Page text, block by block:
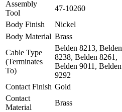
Assembly
Tool
47-10260
Body Finish
Nickel
Body Material Brass
Cable Type
(Terminates
To)
Belden 8213, Belden
8238, Belden 8261,
Belden 9011, Belden
9292
Contact Finish Gold
Contact
Material
Brass